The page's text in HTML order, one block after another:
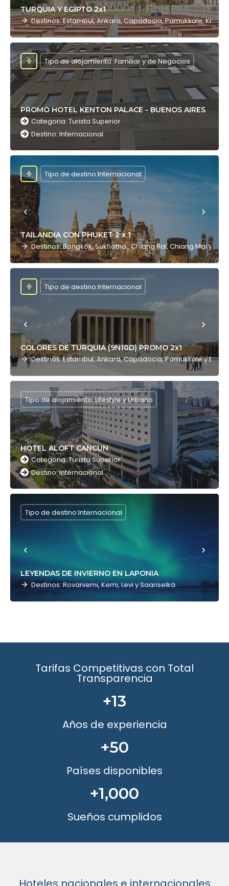
TURQUIA Y EGIPTO 2x1
Destinos: Estambul, Ankara, Capadocia, Pamukkale,
PROMO HOTEL KENTON PALACE - BUENOS AIRES
Categoria: Turista Superior
Destino: Internacional
Tipo de alojamiento: Familiar y de Negocios
TAILANDIA CON PHUKET 2 x 1
Destinos: Bangkok, Sukhothai, Chiang Rai, Chiang Mai y
Tipo de destino:Internacional
COLORES DE TURQUIA (9N10D) PROMO 2x1
Destinos: Estambul, Ankara, Capadocia, Pamukkale y
Tipo de destino:Internacional
HOTEL ALOFT CANCUN
Categoria: Turista Superior
Destino: Internacional
Tipo de alojamiento: Lifestyle y Urbano
LEYENDAS DE INVIERNO EN LAPONIA
Destinos: Rovaniemi, Kemi, Levi y Saariselkä
Tipo de destino:Internacional
Tarifas Competitivas con Total
Transparencia
+13
Años de experiencia
+50
Países disponibles
+1,000
Sueños cumplidos